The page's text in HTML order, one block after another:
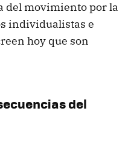
del movimiento por la
individualistas e
hoy que son
del